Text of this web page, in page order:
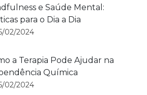
e Saúde Mental:
para o Dia a Dia
02/2024
a Terapia Pode Ajudar na
Química
02/2024